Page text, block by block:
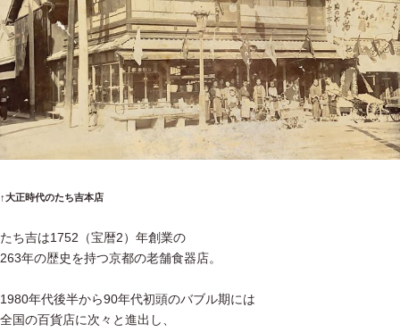
↑大正時代のたち吉本店
たち吉は1752（宝暦2）年創業の
263年の歴史を持つ京都の老舗食器店。
1980年代後半から90年代初頭のバブル期には
全国の百貨店に次々と進出し、